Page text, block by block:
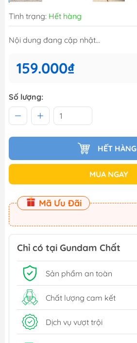
Tình trạng: Hết hàng
Nội dung đang cập nhật...
159.000₫
Số lượng:
HẾT HÀNG
MUA NGAY
Mã Ưu Đãi
Chỉ có tại Gundam Chất
Sản phẩm an toàn
Chất lượng cam kết
Dịch vụ vượt trội